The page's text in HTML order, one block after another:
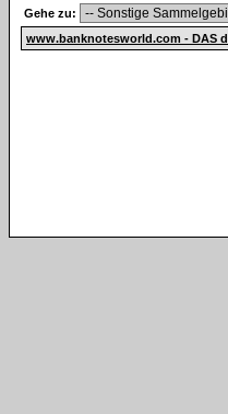
Gehe zu:
www.banknotesworld.com - DAS